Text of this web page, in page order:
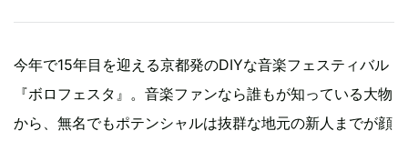
今年で15年目を迎える京都発のDIYな音楽フェスティバル
『ボロフェスタ』。音楽ファンなら誰もが知っている大物
から、無名でもポテンシャルは抜群な地元の新人までが顔